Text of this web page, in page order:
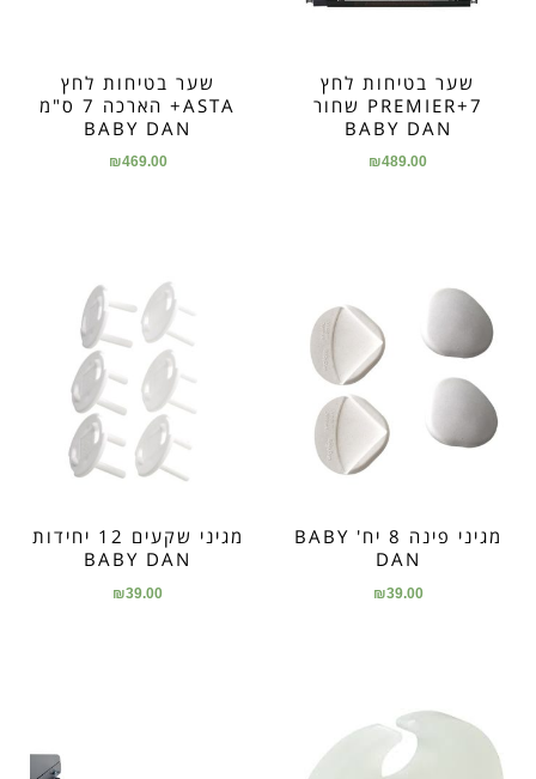
שער בטיחות לחץ
PREMIER+7 שחור
BABY DAN
₪489.00
שער בטיחות לחץ
ASTA+ הארכה 7 ס"מ
BABY DAN
₪469.00
מגיני פינה 8 יח' BABY
DAN
₪39.00
מגיני שקעים 12 יחידות
BABY DAN
₪39.00